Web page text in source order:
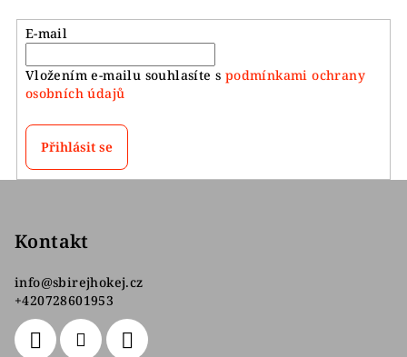
E-mail
Vložením e-mailu souhlasíte s podmínkami ochrany
osobních údajů
Přihlásit se
Kontakt
info@sbirejhokej.cz
+420728601953